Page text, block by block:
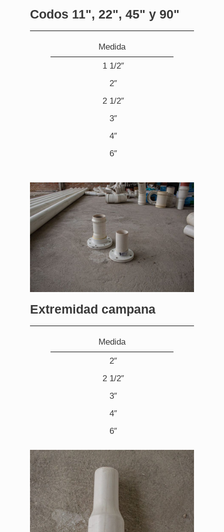
Codos 11", 22", 45" y 90"
Medida
1 1/2″
2″
2 1/2″
3″
4″
6″
Extremidad campana
Medida
2″
2 1/2″
3″
4″
6″